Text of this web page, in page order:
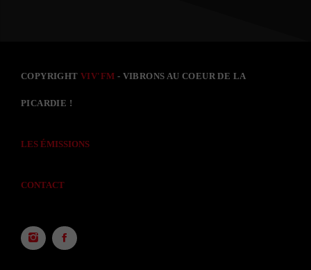
COPYRIGHTVIV'FM - VIBRONS AU COEUR DE LA
PICARDIE !
LES ÉMISSIONS
CONTACT